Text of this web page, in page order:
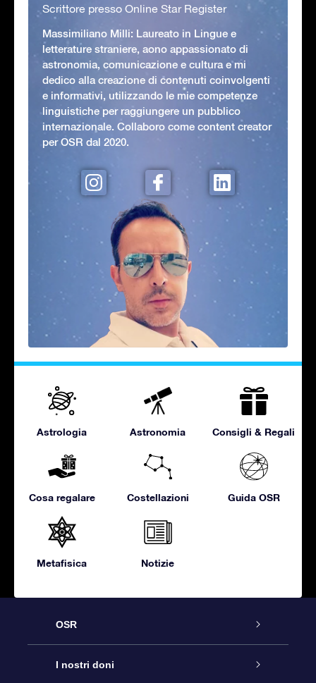
Scrittore presso Online Star Register
Massimiliano Milli: Laureato in Lingue e
letterature straniere, aono appassionato di
astronomia, comunicazione e cultura e mi
dedico alla creazione di contenuti coinvolgenti
e informativi, utilizzando le mie competenze
linguistiche per raggiungere un pubblico
internazionale. Collaboro come content creator
per OSR dal 2020.
Astrologia Astronomia Consigli & Regali
Cosa regalare Costellazioni Guida OSR
Metafisica Notizie
OSR
Assistenza
I nostri doni